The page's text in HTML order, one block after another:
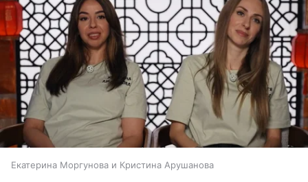
Екатерина Моргунова и Кристина Арушанова